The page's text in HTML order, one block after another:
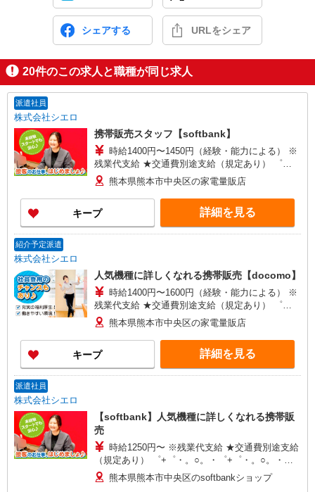
シェアする URLをシェア
20件のこの求人と職種が同じ求人
派遣社員
株式会社シエロ
携帯販売スタッフ【softbank】
時給1400円〜1450円（経験・能力による） ※
残業代支給 ★交通費別途支給（規定あり） ゜
+゜・。○。・゜+゜・。○。・゜+゜ 入社祝い金10
万円支給(規定有) お友達を紹介頂くと, インセンテ
ィブ支給(規定有) ★月2回払い・週払い可能（規程
有）★ ゜・。○。・゜+゜・。○。・゜+゜
熊本県熊本市中央区の家電量販店
キープ 詳細を見る
紹介予定派遣
株式会社シエロ
人気機種に詳しくなれる携帯販売【docomo】
時給1400円〜1600円（経験・能力による） ※
残業代支給 ★交通費別途支給（規定あり） ゜
+゜・。○。・゜+゜・。○。・゜+゜ 入社祝い金10
万円支給(規定有) お友達を紹介頂くと, インセンテ
ィブ支給(規定有) ★月2回払い・週払い可能（規程
有）★ ゜・。○。・゜+゜・。○。・゜+゜
熊本県熊本市中央区の家電量販店
キープ 詳細を見る
派遣社員
株式会社シエロ
【softbank】人気機種に詳しくなれる携帯販
売
時給1250円〜 ※残業代支給 ★交通費別途支給
（規定あり） ゜+゜・。○。・゜+゜・。○。・゜
+゜ 入社祝い金10万円支給(規定有) お友達を紹介
頂くと, インセンティブ支給(規定有) ★月2回払
熊本県熊本市中央区のsoftbankショップ